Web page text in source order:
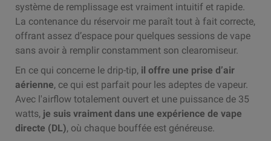
système de remplissage est vraiment intuitif et rapide.
La contenance du réservoir me paraît tout à fait correcte,
offrant assez d’espace pour quelques sessions de vape
sans avoir à remplir constamment son clearomiseur.
En ce qui concerne le drip-tip, il offre une prise d’air
aérienne, ce qui est parfait pour les adeptes de vapeur.
Avec l'airflow totalement ouvert et une puissance de 35
watts, je suis vraiment dans une expérience de vape
directe (DL), où chaque bouffée est généreuse.